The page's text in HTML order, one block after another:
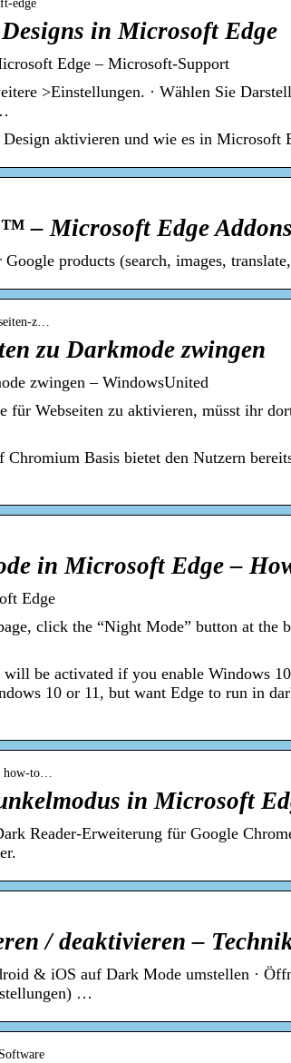
edge
in Microsoft Edge
Edge – Microsoft-Support
>Einstellungen. · Wählen Sie
aktivieren und wie es in Microsoft
– Microsoft Edge Addons
products (search, images,
z…
zu Darkmode zwingen
zwingen – WindowsUnited
Webseiten zu aktivieren, müsst ihr
Basis bietet den Nutzern
in Microsoft Edge –
Edge
click the “Night Mode” button at the
be activated if you enable Windows
10 or 11, but want Edge to run in
how-to…
in Microsoft
Reader-Erweiterung für Google
/ deaktivieren –
& iOS auf Dark Mode umstellen ·
…